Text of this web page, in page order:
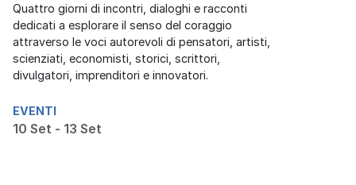
Quattro giorni di incontri, dialoghi e racconti
dedicati a esplorare il senso del coraggio
attraverso le voci autorevoli di pensatori, artisti,
scienziati, economisti, storici, scrittori,
divulgatori, imprenditori e innovatori.
EVENTI
10 Set - 13 Set